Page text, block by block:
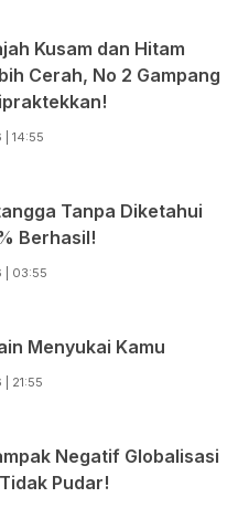
Kusam dan Hitam
Cerah, No 2 Gampang
14:55
Tanpa Diketahui
Berhasil!
03:55
Menyukai Kamu
21:55
Negatif Globalisasi
Pudar!